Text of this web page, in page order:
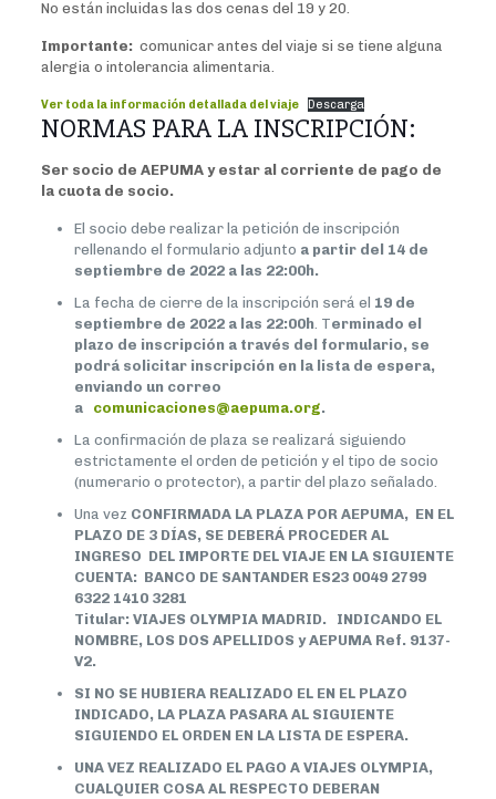
No están incluidas las dos cenas del 19 y 20.
Importante: comunicar antes del viaje si se tiene alguna
alergia o intolerancia alimentaria.
Ver toda la información detallada del viaje Descarga
NORMAS PARA LA INSCRIPCIÓN:
Ser socio de AEPUMA y estar al corriente de pago de
la cuota de socio.
El socio debe realizar la petición de inscripción
rellenando el formulario adjunto a partir del 14 de
septiembre de 2022 a las 22:00h.
La fecha de cierre de la inscripción será el 19 de
septiembre de 2022 a las 22:00h. Terminado el
plazo de inscripción a través del formulario, se
podrá solicitar inscripción en la lista de espera,
enviando un correo
a comunicaciones@aepuma.org.
La confirmación de plaza se realizará siguiendo
estrictamente el orden de petición y el tipo de socio
(numerario o protector), a partir del plazo señalado.
Una vez CONFIRMADA LA PLAZA POR AEPUMA, EN EL
PLAZO DE 3 DÍAS, SE DEBERÁ PROCEDER AL
INGRESO DEL IMPORTE DEL VIAJE EN LA SIGUIENTE
CUENTA: BANCO DE SANTANDER ES23 0049 2799
6322 1410 3281
Titular: VIAJES OLYMPIA MADRID. INDICANDO EL
NOMBRE, LOS DOS APELLIDOS y AEPUMA Ref. 9137-
V2.
SI NO SE HUBIERA REALIZADO EL EN EL PLAZO
INDICADO, LA PLAZA PASARA AL SIGUIENTE
SIGUIENDO EL ORDEN EN LA LISTA DE ESPERA.
UNA VEZ REALIZADO EL PAGO A VIAJES OLYMPIA,
CUALQUIER COSA AL RESPECTO DEBERAN